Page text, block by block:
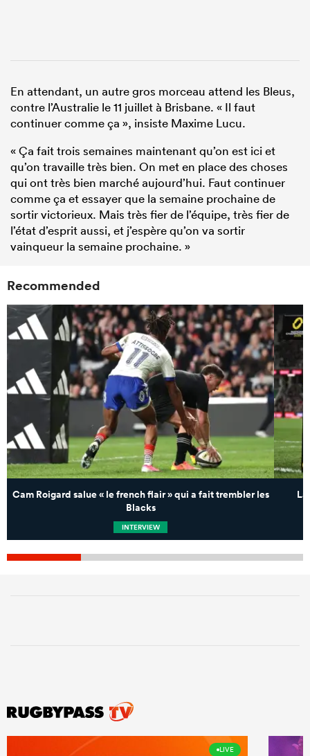
En attendant, un autre gros morceau attend les Bleus,
contre l’Australie le 11 juillet à Brisbane. « Il faut
continuer comme ça », insiste Maxime Lucu.
« Ça fait trois semaines maintenant qu’on est ici et
qu’on travaille très bien. On met en place des choses
qui ont très bien marché aujourd’hui. Faut continuer
comme ça et essayer que la semaine prochaine de
sortir victorieux. Mais très fier de l’équipe, très fier de
l’état d’esprit aussi, et j’espère qu’on va sortir
vainqueur la semaine prochaine. »
Recommended
Cam Roigard salue « le french flair » qui a fait trembler les
Blacks
INTERVIEW
LIVE